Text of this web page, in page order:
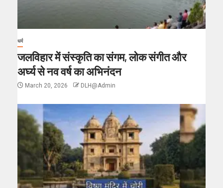
धर्म
जलविहार में संस्कृति का संगम, लोक संगीत और
अर्घ्य से नव वर्ष का अभिनंदन
March 20, 2026 DLH@Admin